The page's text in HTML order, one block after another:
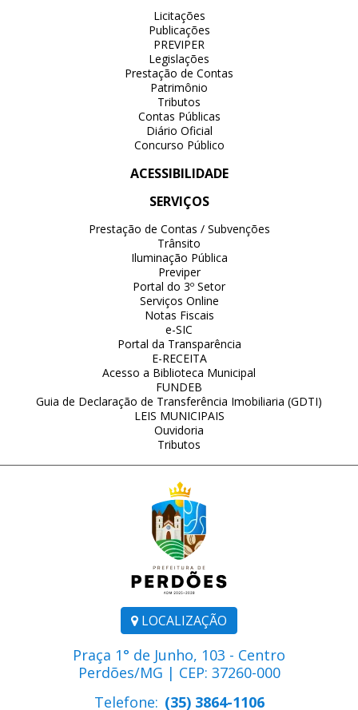
LOCALIZAÇÃO
Praça 1° de Junho, 103 - Centro
Perdões/MG | CEP: 37260-000
Telefone: (35) 3864-1106
Licitações
Publicações
PREVIPER
Legislações
Prestação de Contas
Patrimônio
Tributos
Contas Públicas
Diário Oficial
Concurso Público
ACESSIBILIDADE
SERVIÇOS
Prestação de Contas / Subvenções
Trânsito
Iluminação Pública
Previper
Portal do 3º Setor
Serviços Online
Notas Fiscais
e-SIC
Portal da Transparência
E-RECEITA
Acesso a Biblioteca Municipal
FUNDEB
Guia de Declaração de Transferência Imobiliaria (GDTI)
LEIS MUNICIPAIS
Ouvidoria
Tributos